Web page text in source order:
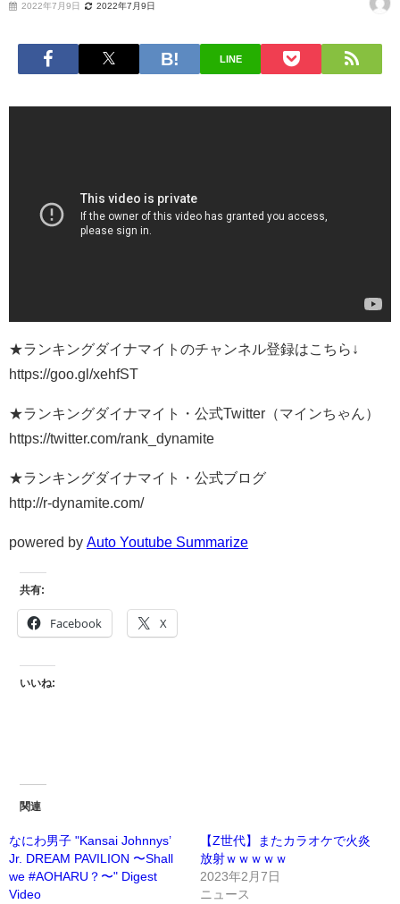
2022年7月9日 2022年7月9日
LINE
★ランキングダイナマイトのチャンネル登録はこちら↓
https://goo.gl/xehfST
★ランキングダイナマイト・公式Twitter（マインちゃん）
https://twitter.com/rank_dynamite
★ランキングダイナマイト・公式ブログ
http://r-dynamite.com/
powered by Auto Youtube Summarize
共有:
Facebook X
いいね:
関連
なにわ男子 "Kansai Johnnys’
Jr. DREAM PAVILION 〜Shall
we #AOHARU？〜" Digest
Video
【Z世代】またカラオケで火炎
放射ｗｗｗｗｗ
2023年2月7日
ニュース